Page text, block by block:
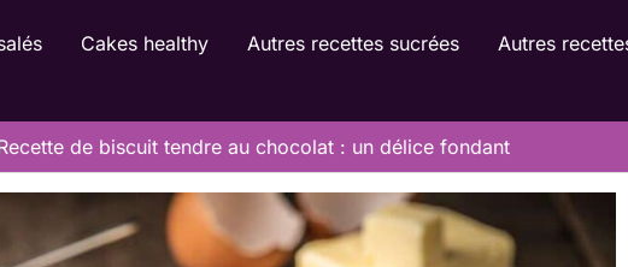
Cakes healthy Autres recettes sucrées Autres
de biscuit tendre au chocolat : un délice fondant